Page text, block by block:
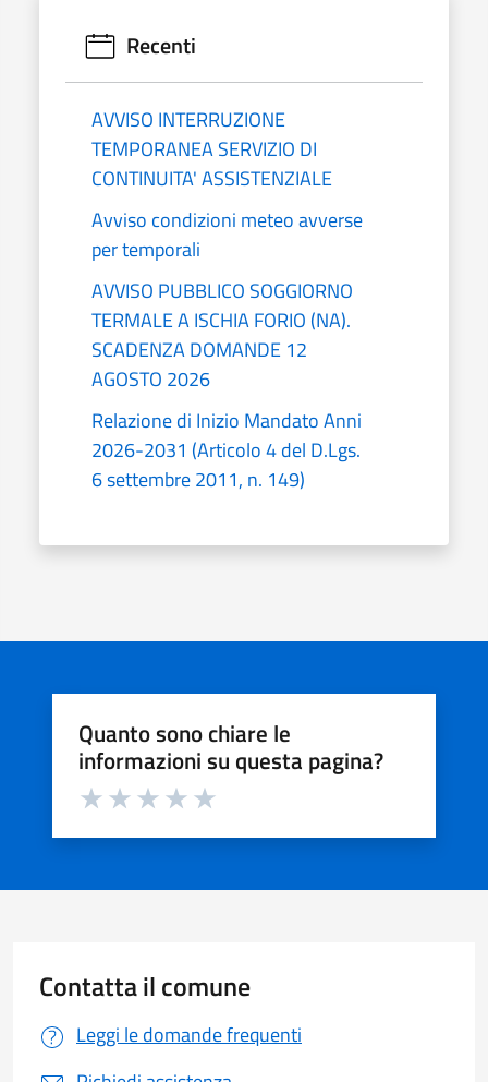
Recenti
AVVISO INTERRUZIONE
TEMPORANEA SERVIZIO DI
CONTINUITA' ASSISTENZIALE
Avviso condizioni meteo avverse
per temporali
AVVISO PUBBLICO SOGGIORNO
TERMALE A ISCHIA FORIO (NA).
SCADENZA DOMANDE 12
AGOSTO 2026
Relazione di Inizio Mandato Anni
2026-2031 (Articolo 4 del D.Lgs.
6 settembre 2011, n. 149)
Quanto sono chiare le
informazioni su questa pagina?
Valuta da 1 a 5 stelle la pagina
Contatta il comune
Leggi le domande frequenti